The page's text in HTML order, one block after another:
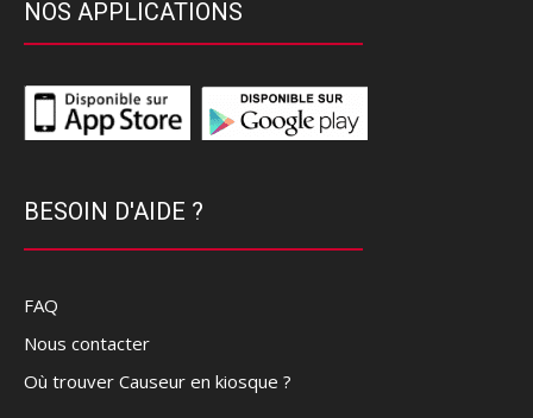
NOS APPLICATIONS
BESOIN D'AIDE ?
FAQ
Nous contacter
Où trouver Causeur en kiosque ?